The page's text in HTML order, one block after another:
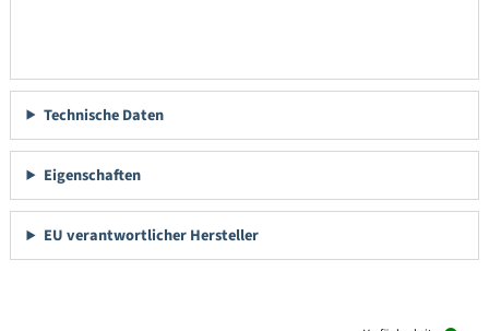
Technische Daten
Eigenschaften
EU verantwortlicher Hersteller